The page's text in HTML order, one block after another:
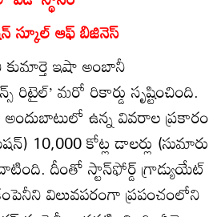
స్కూల్‌ ఆఫ్‌ బిజినెస్‌
ఇషా అంబానీ
మరో రికార్డు సృష్టించింది.
ఉన్న వివరాల ప్రకారం
10,000 కోట్ల డాలర్లు (సుమారు
దీంతో స్టాన్‌ఫోర్డ్‌ గ్రాడ్యుయేట్‌
విలువపరంగా ప్రపంచంలోని